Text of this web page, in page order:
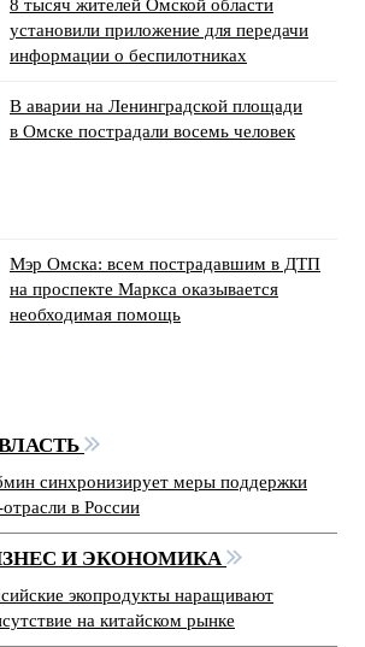
8 тысяч жителей Омской области
установили приложение для передачи
информации о беспилотниках
В аварии на Ленинградской площади
в Омске пострадали восемь человек
Мэр Омска: всем пострадавшим в ДТП
на проспекте Маркса оказывается
необходимая помощь
синхронизирует меры поддержки
в России
И ЭКОНОМИКА
экопродукты наращивают
на китайском рынке